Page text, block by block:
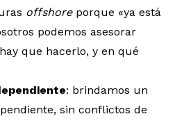
offshore porque «ya está
podemos asesorar
que hacerlo, y en qué
: brindamos un
sin conflictos de